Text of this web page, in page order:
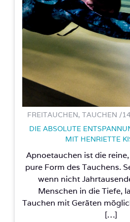
FREITAUCHEN, TAUCHEN /
DIE ABSOLUTE
MIT HENRIETTE
Apnoetauchen ist die
pure Form des Tauchens.
wenn nicht
Menschen in die Tiefe,
Tauchen mit Geräten
[…]